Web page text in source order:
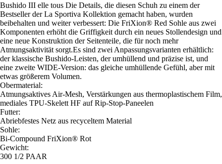
Bushido III elle tous Die Details, die diesen Schuh zu einem der
Bestseller der La Sportiva Kollektion gemacht haben, wurden
beibehalten und weiter verbessert: Die FriXion® Red Sohle aus zwei
Komponenten erhöht die Griffigkeit durch ein neues Stollendesign und
eine neue Konstruktion der Seitenteile, die für noch mehr
Atmungsaktivität sorgt.Es sind zwei Anpassungsvarianten erhältlich:
der klassische Bushido-Leisten, der umhüllend und präzise ist, und
eine zweite WIDE-Version: das gleiche umhüllende Gefühl, aber mit
etwas größerem Volumen.
Obermaterial:
Atmungsaktives Air-Mesh, Verstärkungen aus thermoplastischem Film,
mediales TPU-Skelett HF auf Rip-Stop-Paneelen
Futter:
Abriebfestes Netz aus recyceltem Material
Sohle:
Bi-Compound FriXion® Rot
Gewicht:
300 1/2 PAAR